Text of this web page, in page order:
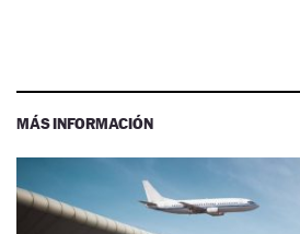
MÁS INFORMACIÓN